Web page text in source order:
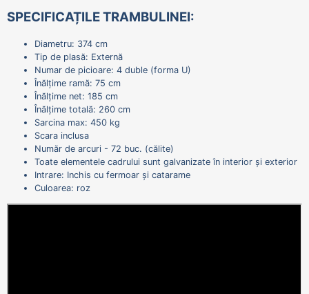
SPECIFICAȚILE TRAMBULINEI:
Diametru: 374 cm
Tip de plasă: Externă
Numar de picioare: 4 duble (forma U)
Înălțime ramă: 75 cm
Înălțime net: 185 cm
Înălțime totală: 260 cm
Sarcina max: 450 kg
Scara inclusa
Număr de arcuri - 72 buc. (călite)
Toate elementele cadrului sunt galvanizate în interior și exterior
Intrare: Inchis cu fermoar și catarame
Culoarea: roz